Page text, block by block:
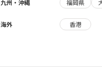
九州・沖縄 福岡県
海外 香港